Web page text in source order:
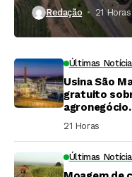
Redação 21 Horas ⁮
Últimas
Usina São
gratuito
agronegócio.
21 Horas ⁮
Últimas